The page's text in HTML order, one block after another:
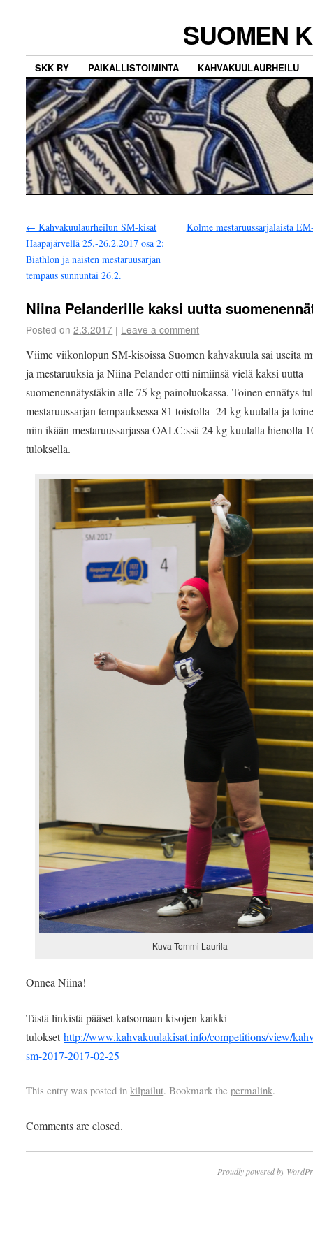
SUOMEN
SKK RY PAIKALLISTOIMINTA KAHVAKUULAURHEILU
← Kahvakuulaurheilun SM-kisat
Haapajärvellä 25.-26.2.2017 osa 2:
Biathlon ja naisten mestaruusarjan
tempaus sunnuntai 26.2.
Kolme mestaruussarjalaista
Niina Pelanderille kaksi uutta
Posted on 2.3.2017 | Leave a comment
Viime viikonlopun SM-kisoissa Suomen kahvakuula sai useita
ja mestaruuksia ja Niina Pelander otti nimiinsä vielä kaksi uutta
suomenennätystäkin alle 75 kg painoluokassa. Toinen ennätys
mestaruussarjan tempauksessa 81 toistolla 24 kg kuulalla ja
niin ikään mestaruussarjassa OALC:ssä 24 kg kuulalla hienolla
tuloksella.
Kuva Tommi Laurila
Onnea Niina!
Tästä linkistä pääset katsomaan kisojen kaikki
tuloksethttp://www.kahvakuulakisat.info/competitions/view/
sm-2017-2017-02-25
This entry was posted inkilpailut. Bookmark thepermalink.
Comments are closed.
Proudly powered by